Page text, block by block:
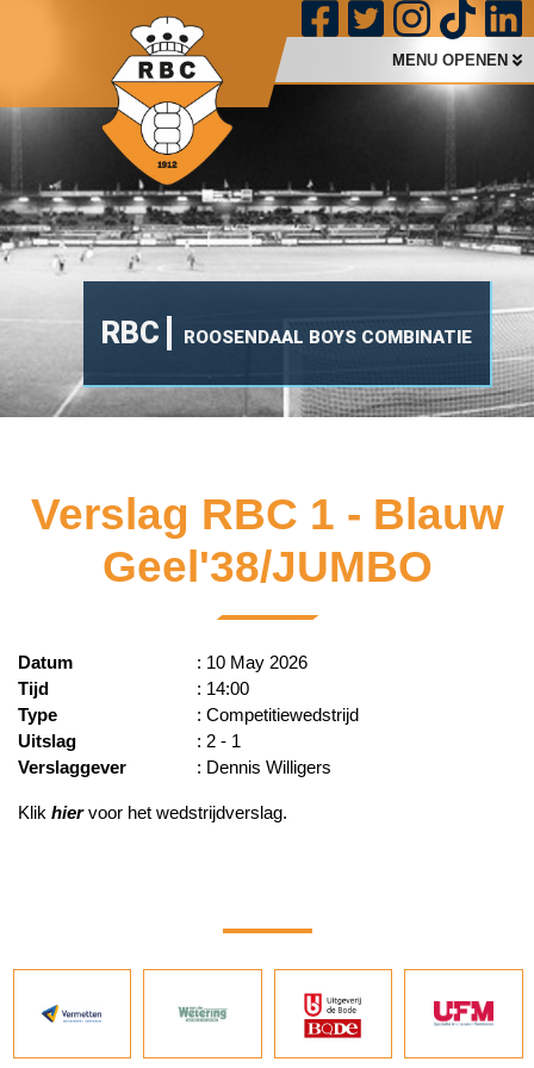
RBC ROOSENDAAL BOYS COMBINATIE
MENU OPENEN
Verslag RBC 1 - Blauw
Geel'38/JUMBO
Datum
: 10 May 2026
Tijd
: 14:00
Type
: Competitiewedstrijd
Uitslag
: 2 - 1
Verslaggever
: Dennis Willigers
Klik hiervoor het wedstrijdverslag.